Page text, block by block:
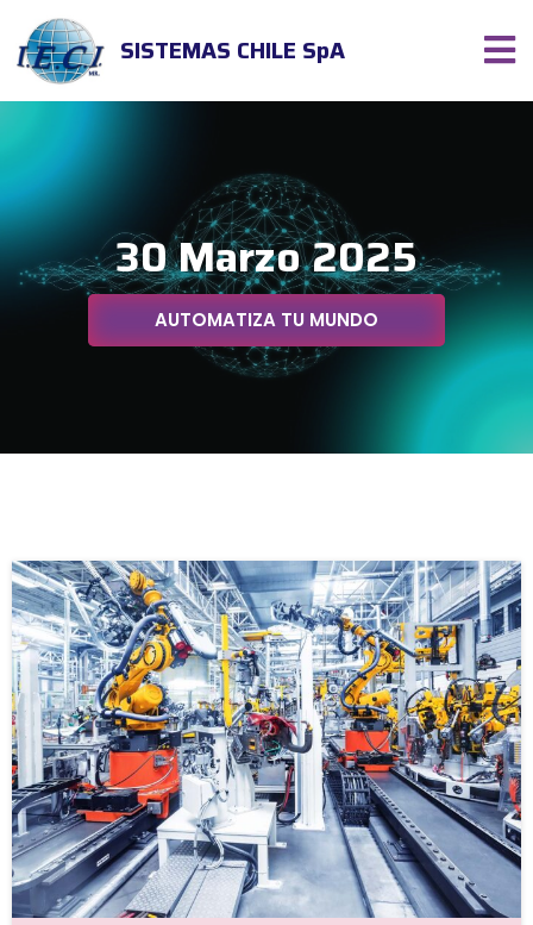
SISTEMAS CHILE SpA
30 Marzo 2025
AUTOMATIZA TU MUNDO